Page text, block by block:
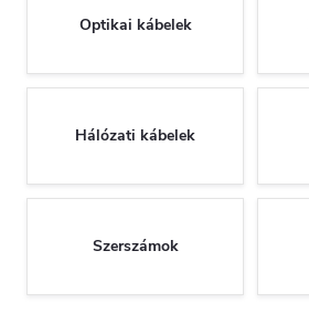
Optikai kábelek
Hálózati kábelek
Szerszámok